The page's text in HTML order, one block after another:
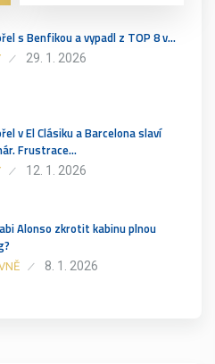
s Benfikou a vypadl z TOP 8 v…
29. 1. 2026
v El Clásiku a Barcelona slaví
Frustrace…
12. 1. 2026
Alonso zkrotit kabinu plnou
8. 1. 2026